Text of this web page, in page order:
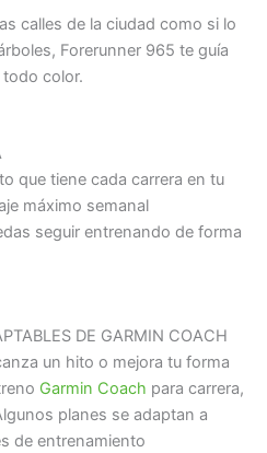
calles de la ciudad como si lo
Forerunner 965 te guía
color.
que tiene cada carrera en tu
máximo semanal
seguir entrenando de forma
DE GARMIN COACH
un hito o mejora tu forma
Garmin Coach para carrera,
planes se adaptan a
de entrenamiento